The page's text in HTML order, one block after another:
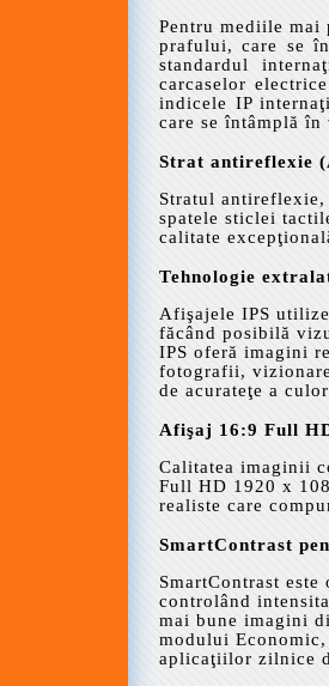
Pentru mediile mai
prafului, care se
standardul
carcaselor
indicele IP
care se întâmplă
Strat antireflexie
Stratul
spatele sticlei
calitate
Tehnologie
Afişajele IPS
făcând posibilă
IPS oferă imagini
fotografii,
de acurateţe a
Afişaj 16:9 Full
Calitatea imaginii
Full HD 1920 x
realiste care
SmartContrast
SmartContrast
controlând
mai bune imagini
modului
aplicaţiilor zilnice